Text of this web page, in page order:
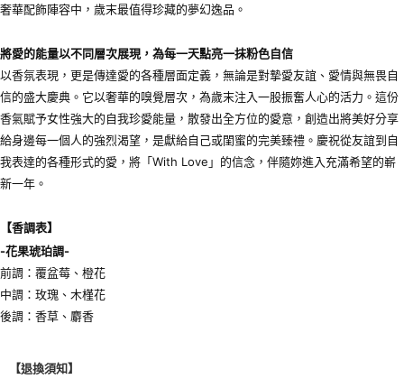
奢華配飾陣容中，歲末最值得珍藏的夢幻逸品。
將愛的能量以不同層次展現，為每一天點亮一抹粉色自信
以香氛表現，更是傳達愛的各種層面定義，無論是對摯愛友誼、愛情與無畏自
信的盛大慶典。它以奢華的嗅覺層次，為歲末注入一股振奮人心的活力。這份
香氣賦予女性強大的自我珍愛能量，散發出全方位的愛意，創造出將美好分享
給身邊每一個人的強烈渴望，是獻給自己或閨蜜的完美臻禮。慶祝從友誼到自
我表達的各種形式的愛，將「With Love」的信念，伴隨妳進入充滿希望的嶄
新一年。
【香調表】
-花果琥珀調-
前調：覆盆莓、橙花
中調：玫瑰、木槿花
後調：香草、麝香
【退換須知】